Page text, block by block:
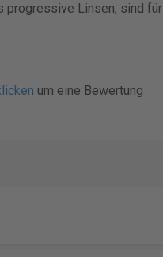
progressive Linsen, sind für
um eine Bewertung